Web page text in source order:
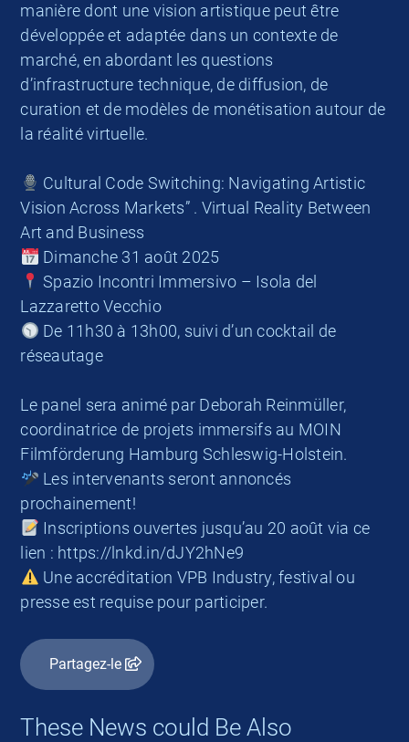
manière dont une vision artistique peut être
développée et adaptée dans un contexte de
marché, en abordant les questions
d’infrastructure technique, de diffusion, de
curation et de modèles de monétisation autour de
la réalité virtuelle.
Cultural Code Switching: Navigating Artistic
Vision Across Markets” . Virtual Reality Between
Art and Business
Dimanche 31 août 2025
Spazio Incontri Immersivo – Isola del
Lazzaretto Vecchio
De 11h30 à 13h00, suivi d’un cocktail de
réseautage
Le panel sera animé par Deborah Reinmüller,
coordinatrice de projets immersifs au MOIN
Filmförderung Hamburg Schleswig-Holstein.
Les intervenants seront annoncés
prochainement!
Inscriptions ouvertes jusqu’au 20 août via ce
lien : https://lnkd.in/dJY2hNe9
Une accréditation VPB Industry, festival ou
presse est requise pour participer.
Partagez-le
These News could Be Also